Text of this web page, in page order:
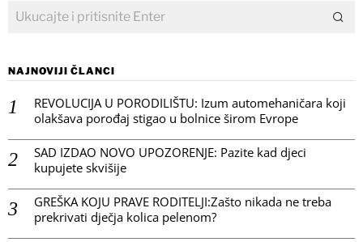
NAJNOVIJI ČLANCI
REVOLUCIJA U PORODILIŠTU: Izum automehaničara koji
olakšava porođaj stigao u bolnice širom Evrope
SAD IZDAO NOVO UPOZORENJE: Pazite kad djeci
kupujete skvišije
GREŠKA KOJU PRAVE RODITELJI:Zašto nikada ne treba
prekrivati dječja kolica pelenom?